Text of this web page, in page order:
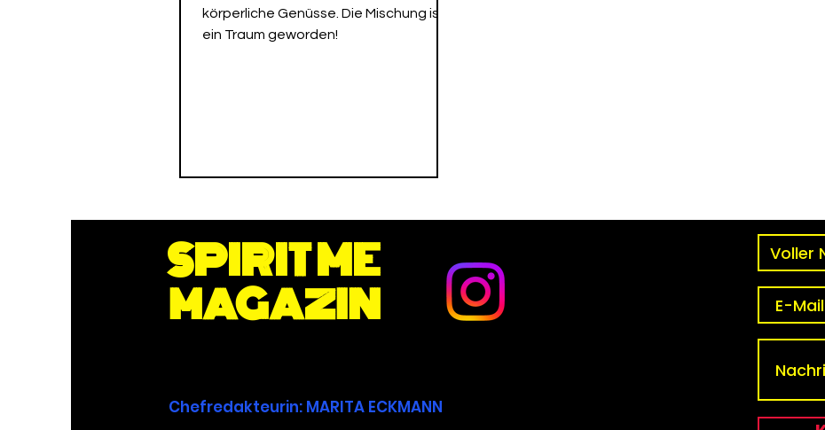
körperliche Genüsse. Die Mischung ist
ein Traum geworden!
SPIRIT ME
MAGAZIN
Chefredakteurin: MARITA ECKMANN